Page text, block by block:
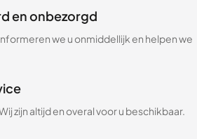
en onbezorgd
we u onmiddellijk en helpen we
zijn altijd en overal voor u beschikbaar.